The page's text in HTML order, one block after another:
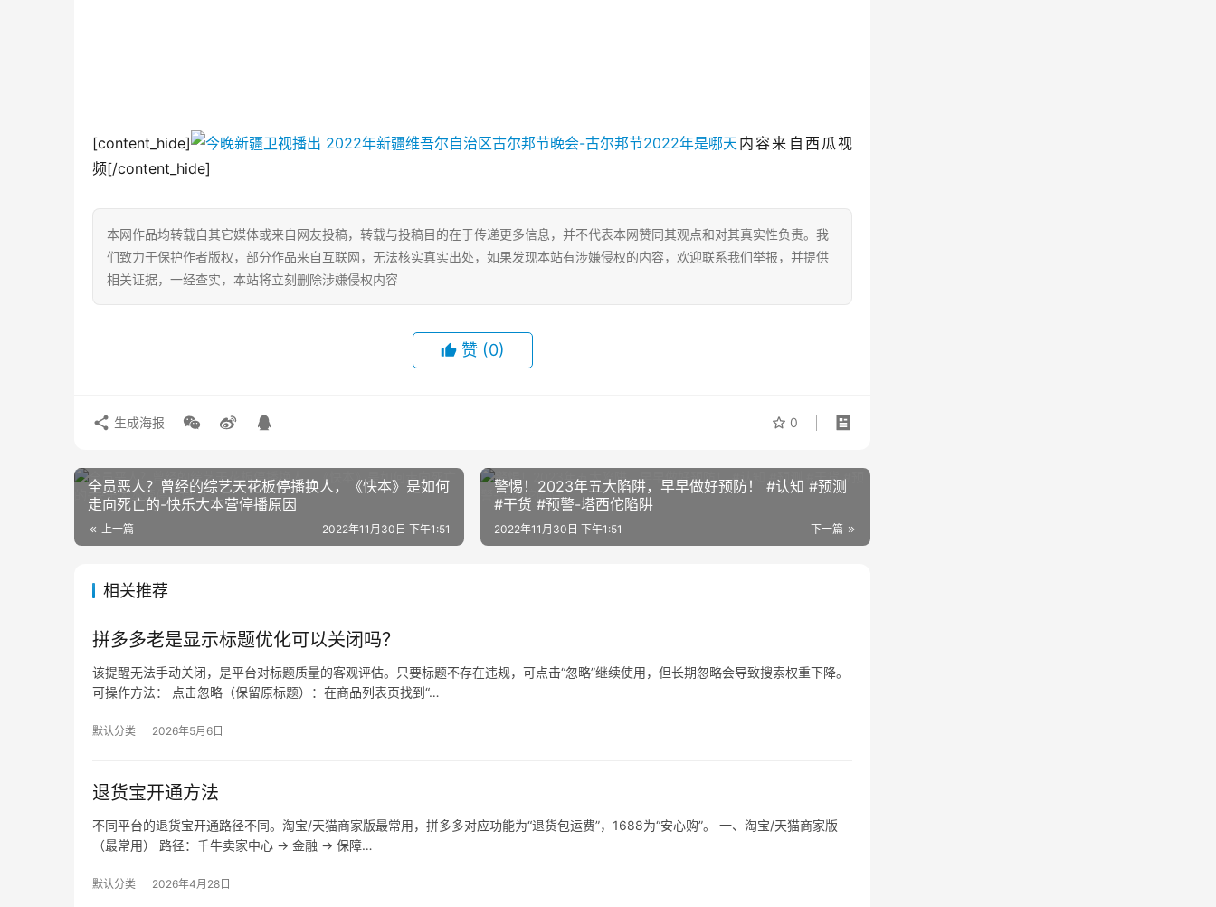
[content_hide]
内容来自西瓜视
频[/content_hide]
本网作品均转载自其它媒体或来自网友投稿，转载与投稿目的在于传递更多信息，并不代表本网赞同其观点和对其真实性负责。我
们致力于保护作者版权，部分作品来自互联网，无法核实真实出处，如果发现本站有涉嫌侵权的内容，欢迎联系我们举报，并提供
相关证据，一经查实，本站将立刻删除涉嫌侵权内容
赞 (0)
0
生成海报
全员恶人？曾经的综艺天花板停播换人，《快本》是如何
走向死亡的-快乐大本营停播原因
上一篇 2022年11月30日 下午1:51
警惕！2023年五大陷阱，早早做好预防！ #认知 #预测
#干货 #预警-塔西佗陷阱
下一篇
2022年11月30日 下午1:51
相关推荐
拼多多老是显示标题优化可以关闭吗？
该提醒无法手动关闭，是平台对标题质量的客观评估。只要标题不存在违规，可点击“忽略”继续使用，但长期忽略会导致搜索权重下降。
可操作方法： 点击忽略（保留原标题）：在商品列表页找到“…
默认分类 2026年5月6日
退货宝开通方法
不同平台的退货宝开通路径不同。淘宝/天猫商家版最常用，拼多多对应功能为“退货包运费”，1688为“安心购”。 一、淘宝/天猫商家版
（最常用） 路径：千牛卖家中心 → 金融 → 保障…
默认分类 2026年4月28日